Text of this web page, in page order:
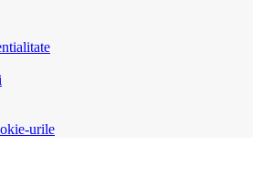
urile